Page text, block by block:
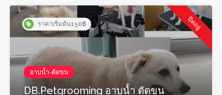
ราคาเริ่มต้น150฿ ปิดอยู่
อาบน้ำ-ตัดขน
DB.Petgrooming อาบน้ำ ตัดขน